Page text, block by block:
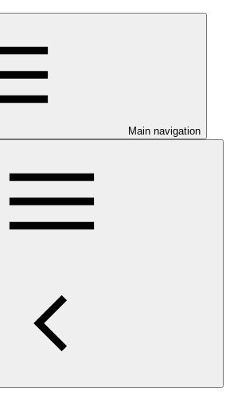
Main navigation